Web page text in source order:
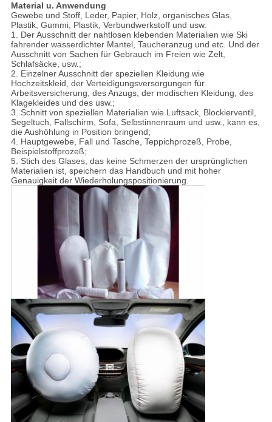
Material u. Anwendung
Gewebe und Stoff, Leder, Papier, Holz, organisches Glas,
Plastik, Gummi, Plastik, Verbundwerkstoff und usw.
1. Der Ausschnitt der nahtlosen klebenden Materialien wie Ski
fahrender wasserdichter Mantel, Taucheranzug und etc. Und der
Ausschnitt von Sachen für Gebrauch im Freien wie Zelt,
Schlafsäcke, usw.;
2. Einzelner Ausschnitt der speziellen Kleidung wie
Hochzeitskleid, der Verteidigungsversorgungen für
Arbeitsversicherung, des Anzugs, der modischen Kleidung, des
Klagekleides und des usw.;
3. Schnitt von speziellen Materialien wie Luftsack, Blockierventil,
Segeltuch, Fallschirm, Sofa, Selbstinnenraum und usw., kann es,
die Aushöhlung in Position bringend;
4. Hauptgewebe, Fall und Tasche, Teppichprozeß, Probe,
Beispielstoffprozeß;
5. Stich des Glases, das keine Schmerzen der ursprünglichen
Materialien ist, speichern das Handbuch und mit hoher
Genauigkeit der Wiederholungspositionierung.